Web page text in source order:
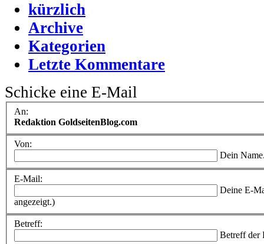
kürzlich
Archive
Kategorien
Letzte Kommentare
Schicke eine E-Mail
An:
Redaktion GoldseitenBlog.com
Von:
Dein
E-Mail:
Deine E-
angezeigt.)
Betreff:
Betreff der